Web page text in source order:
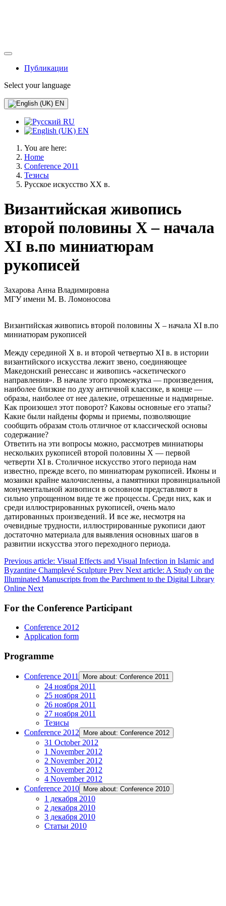
Публикации
Select your language
EN
RU
EN
You are here:
Home
Conference 2011
Тезисы
Русское искусство XX в.
Византийская живопись
второй половины X – начала
XI в.по миниатюрам
рукописей
Захарова Анна Владимировна
МГУ имени М. В. Ломоносова
Византийская живопись второй половины X – начала XI в.по
миниатюрам рукописей
Между серединой X в. и второй четвертью XI в. в истории
византийского искусства лежит звено, соединяющее
Македонский ренессанс и живопись «аскетического
направления». В начале этого промежутка — произведения,
наиболее близкие по духу античной классике, в конце —
образы, наиболее от нее далекие, отрешенные и надмирные.
Как произошел этот поворот? Каковы основные его этапы?
Какие были найдены формы и приемы, позволяющие
сообщить образам столь отличное от классической основы
содержание?
Ответить на эти вопросы можно, рассмотрев миниатюры
нескольких рукописей второй половины X — первой
четверти XI в. Столичное искусство этого периода нам
известно, прежде всего, по миниатюрам рукописей. Иконы и
мозаики крайне малочисленны, а памятники провинциальной
монументальной живописи в основном представляют в
сильно упрощенном виде те же процессы. Среди них, как и
среди иллюстрированных рукописей, очень мало
датированных произведений. И все же, несмотря на
очевидные трудности, иллюстрированные рукописи дают
достаточно материала для выявления основных шагов в
развитии искусства этого переходного периода.
Previous article: Visual Effects and Visual Infection in Islamic and
Byzantine Champlevé Sculpture Prev Next article: A Study on the
Illuminated Manuscripts from the Parchment to the Digital Library
Online Next
For the Conference Participant
Conference 2012
Application form
Programme
Conference 2011 More about: Conference 2011
24 ноября 2011
25 ноября 2011
26 ноября 2011
27 ноября 2011
Тезисы
Conference 2012
More about: Conference 2012
31 October 2012
1 November 2012
2 November 2012
3 November 2012
4 November 2012
Conference 2010
More about: Conference 2010
1 декабря 2010
2 декабря 2010
3 декабря 2010
Статьи 2010